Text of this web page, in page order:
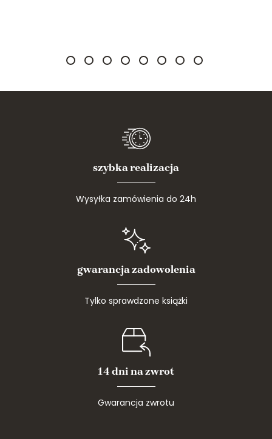
szybka realizacja
Wysyłka zamówienia do 24h
gwarancja zadowolenia
Tylko sprawdzone książki
14 dni na zwrot
Gwarancja zwrotu